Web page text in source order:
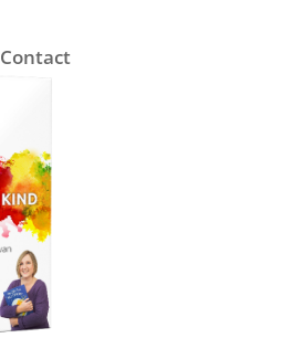
Contact